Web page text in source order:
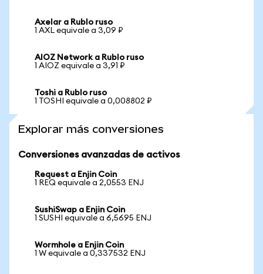
Axelar a Rublo ruso
1 AXL equivale a 3,09 ₽
AIOZ Network a Rublo ruso
1 AIOZ equivale a 3,91 ₽
Toshi a Rublo ruso
1 TOSHI equivale a 0,008802 ₽
Explorar más conversiones
Conversiones avanzadas de activos
Request a Enjin Coin
1 REQ equivale a 2,0553 ENJ
SushiSwap a Enjin Coin
1 SUSHI equivale a 6,5695 ENJ
Wormhole a Enjin Coin
1 W equivale a 0,337532 ENJ